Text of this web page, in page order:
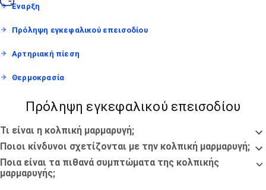
Έναρξη
Πρόληψη εγκεφαλικού επεισοδίου
Αρτηριακή πίεση
Θερμοκρασία
Πρόληψη εγκεφαλικού επεισοδίου
Τι είναι η κολπική μαρμαρυγή;
Ποιοι κίνδυνοι σχετίζονται με την κολπική μαρμαρυγή;
Ποια είναι τα πιθανά συμπτώματα της κολπικής
μαρμαρυγής;